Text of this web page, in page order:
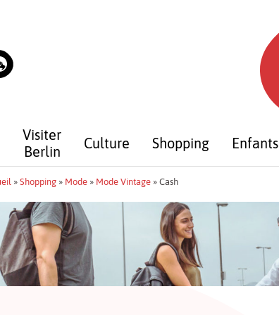
Visiter
Berlin
Culture Shopping Enfants
» Shopping» Mode» Mode Vintage» Cash